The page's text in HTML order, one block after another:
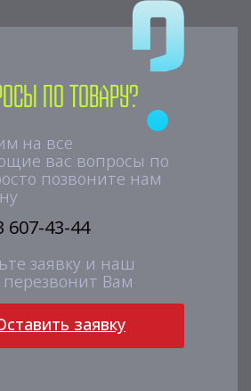
по товару?
на все
вас вопросы по
позвоните нам
607-43-44
заявку и наш
Вам
заявку